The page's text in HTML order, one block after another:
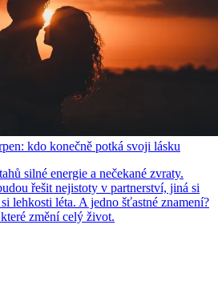
kdo konečně potká svoji lásku
silné energie a nečekané zvraty.
řešit nejistoty v partnerství, jiná si
lehkosti léta. A jedno šťastné znamení?
změní celý život.